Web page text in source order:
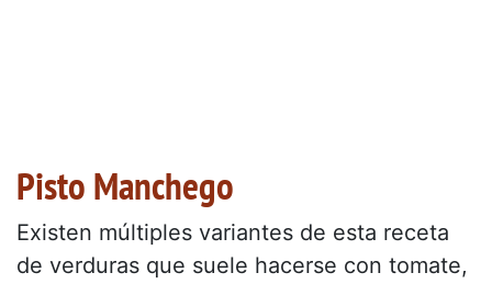
Pisto Manchego
Existen múltiples variantes de esta receta
de verduras que suele hacerse con tomate,